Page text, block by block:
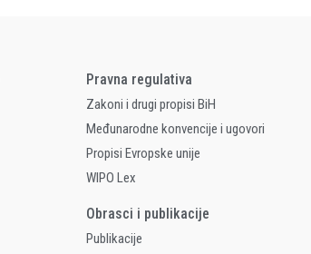
Pravna regulativa
Zakoni i drugi propisi BiH
Međunarodne konvencije i ugovori
Propisi Evropske unije
WIPO Lex
Obrasci i publikacije
Publikacije